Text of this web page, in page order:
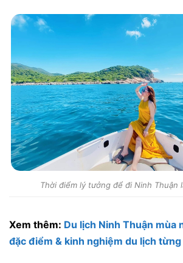
Thời điểm lý tưởng để đi Ninh Thuận
Xem thêm: Du lịch Ninh Thuận mùa
đặc điểm & kinh nghiệm du lịch